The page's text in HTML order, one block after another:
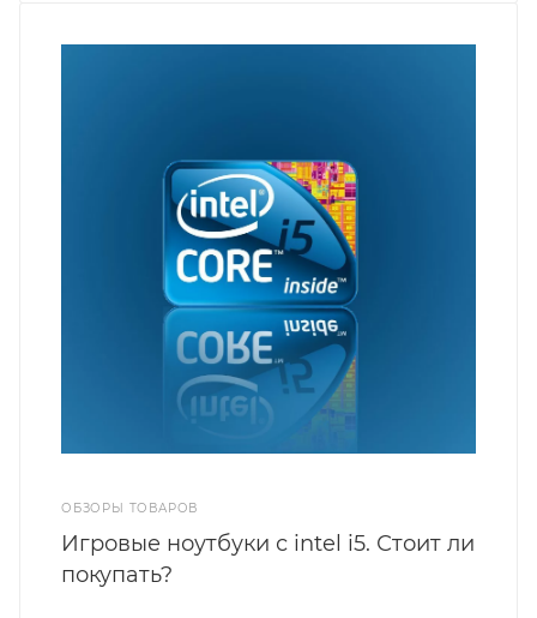
ОБЗОРЫ ТОВАРОВ
Игровые ноутбуки с intel i5. Стоит ли
покупать?